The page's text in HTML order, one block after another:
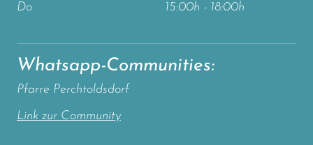
Do
15:00h - 18:00h
Whatsapp-Communities:
Pfarre Perchtoldsdorf
Link zur Community